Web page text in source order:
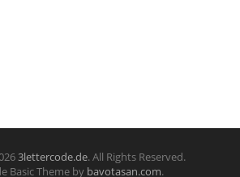
3lettercode.de. All Rights Reserved.
Basic Theme by bavotasan.com.